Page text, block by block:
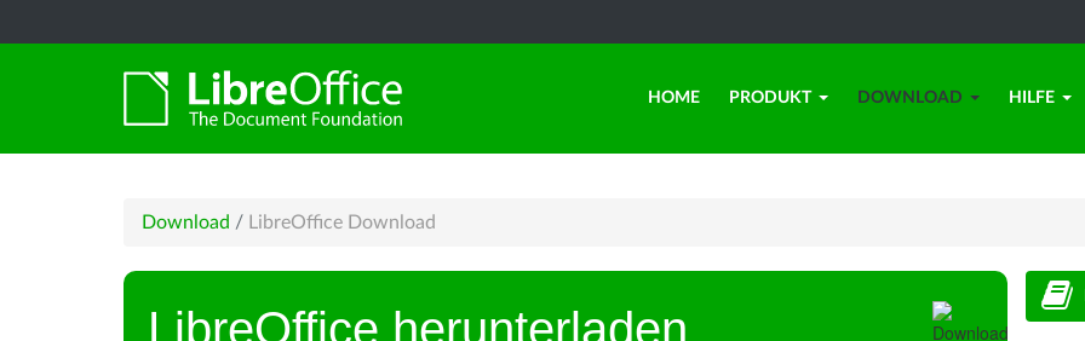
HOME PRODUKT DOWNLOAD HILFE
Download / LibreOffice Download
LibreOffice herunterladen